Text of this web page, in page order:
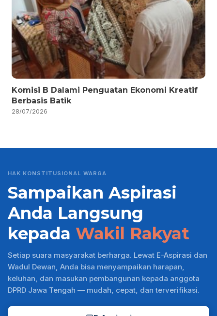
Komisi B Dalami Penguatan Ekonomi Kreatif
Berbasis Batik
28/07/2026
HAK KONSTITUSIONAL WARGA
Sampaikan Aspirasi
Anda Langsung
kepada Wakil Rakyat
Setiap suara masyarakat berharga. Lewat E-Aspirasi dan
Wadul Dewan, Anda bisa menyampaikan harapan,
keluhan, dan masukan pembangunan kepada anggota
DPRD Jawa Tengah — mudah, cepat, dan terverifikasi.